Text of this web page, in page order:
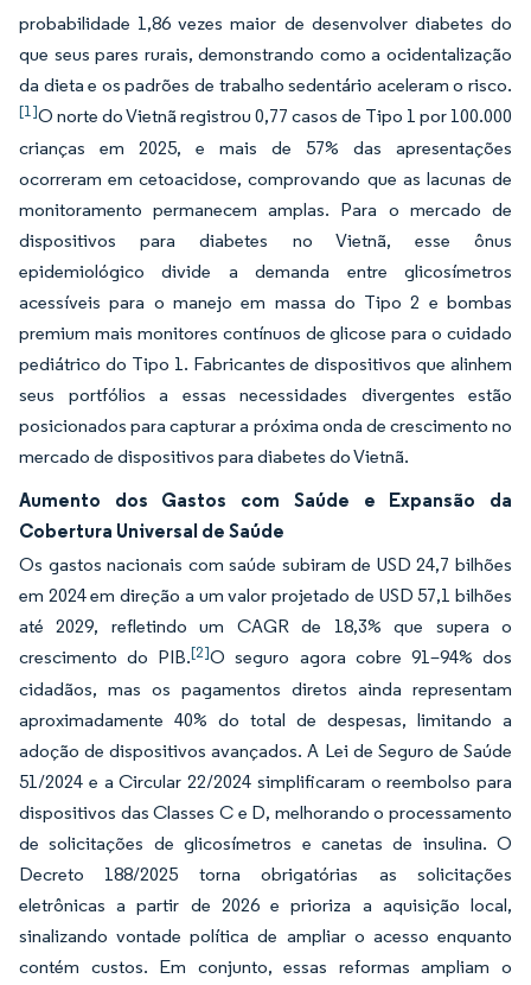
probabilidade 1,86 vezes maior de desenvolver diabetes do
que seus pares rurais, demonstrando como a ocidentalização
da dieta e os padrões de trabalho sedentário aceleram o risco.
[1]O norte do Vietnã registrou 0,77 casos de Tipo 1 por 100.000
crianças em 2025, e mais de 57% das apresentações
ocorreram em cetoacidose, comprovando que as lacunas de
monitoramento permanecem amplas. Para o mercado de
dispositivos para diabetes no Vietnã, esse ônus
epidemiológico divide a demanda entre glicosímetros
acessíveis para o manejo em massa do Tipo 2 e bombas
premium mais monitores contínuos de glicose para o cuidado
pediátrico do Tipo 1. Fabricantes de dispositivos que alinhem
seus portfólios a essas necessidades divergentes estão
posicionados para capturar a próxima onda de crescimento no
mercado de dispositivos para diabetes do Vietnã.
Aumento dos Gastos com Saúde e Expansão da
Cobertura Universal de Saúde
Os gastos nacionais com saúde subiram de USD 24,7 bilhões
em 2024 em direção a um valor projetado de USD 57,1 bilhões
até 2029, refletindo um CAGR de 18,3% que supera o
crescimento do PIB.[2]O seguro agora cobre 91–94% dos
cidadãos, mas os pagamentos diretos ainda representam
aproximadamente 40% do total de despesas, limitando a
adoção de dispositivos avançados. A Lei de Seguro de Saúde
51/2024 e a Circular 22/2024 simplificaram o reembolso para
dispositivos das Classes C e D, melhorando o processamento
de solicitações de glicosímetros e canetas de insulina. O
Decreto 188/2025 torna obrigatórias as solicitações
eletrônicas a partir de 2026 e prioriza a aquisição local,
sinalizando vontade política de ampliar o acesso enquanto
contém custos. Em conjunto, essas reformas ampliam o